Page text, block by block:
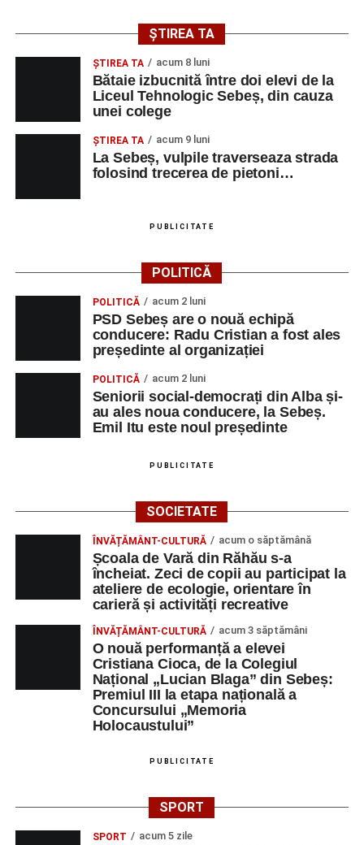
ȘTIREA TA
ŞTIREA TA acum 8 luni
Bătaie izbucnită între doi elevi de la
Liceul Tehnologic Sebeș, din cauza
unei colege
ŞTIREA TA acum 9 luni
La Sebeș, vulpile traverseaza strada
folosind trecerea de pietoni…
PUBLICITATE
POLITICĂ
POLITICĂ acum 2 luni
PSD Sebeș are o nouă echipă
conducere: Radu Cristian a fost ales
președinte al organizației
POLITICĂ acum 2 luni
Seniorii social-democrați din Alba și-
au ales noua conducere, la Sebeș.
Emil Itu este noul președinte
PUBLICITATE
SOCIETATE
ÎNVĂȚĂMÂNT-CULTURĂ acum o săptămână
Școala de Vară din Răhău s-a
încheiat. Zeci de copii au participat la
ateliere de ecologie, orientare în
carieră și activități recreative
ÎNVĂȚĂMÂNT-CULTURĂ acum 3 săptămâni
O nouă performanță a elevei
Cristiana Cioca, de la Colegiul
Național „Lucian Blaga” din Sebeș:
Premiul III la etapa națională a
Concursului „Memoria
Holocaustului”
PUBLICITATE
SPORT
SPORT acum 5 zile